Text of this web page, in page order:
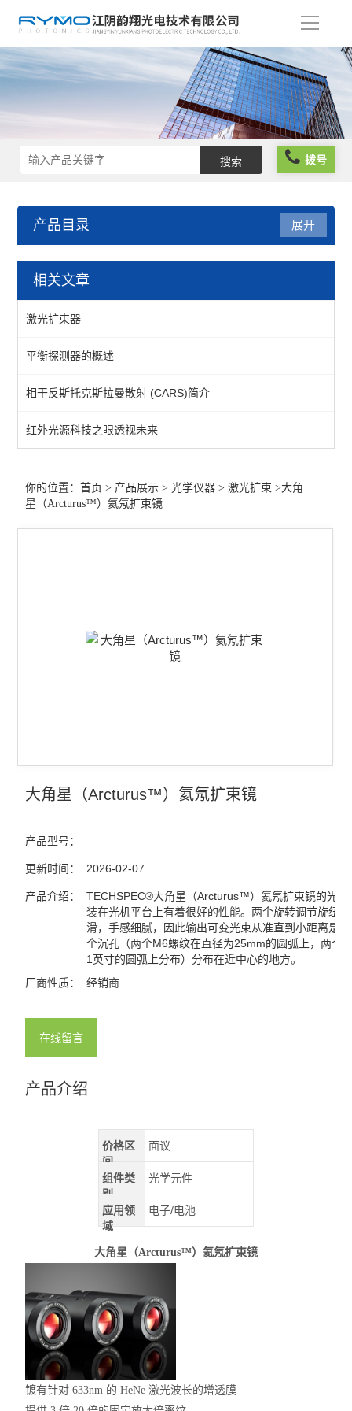
导
拨号
产品目录
光学仪器
激光校准
红外显示卡
激光能量计
激光功率计
查看全部 >>
展开
相关文章
激光扩束器
平衡探测器的概述
相干反斯托克斯拉曼散射 (CARS)简介
红外光源科技之眼透视未来
你的位置：首页 > 产品展示 >光学仪器 >激光扩束 >大角
星（Arcturus™）氦氖扩束镜
大角星（Arcturus™）氦氖扩束镜
产品型号：
更新时间： 2026-02-07
产品介绍：
TECHSPEC®大角星（Arcturus™）氦氖扩束镜的光学
装在光机平台上有着很好的性能。两个旋转调节旋纽
滑，手感细腻，因此输出可变光束从准直到小距离是
个沉孔（两个M6螺纹在直径为25mm的圆弧上，两个
1英寸的圆弧上分布）分布在近中心的地方。
厂商性质：
经销商
在线留言
产品介绍
价格区
间
面议
组件类
别
光学元件
应用领
域
电子/电池
大角星（Arcturus™） 氦氖扩束镜
镀有针对 633nm 的 HeNe 激光波长的增透膜